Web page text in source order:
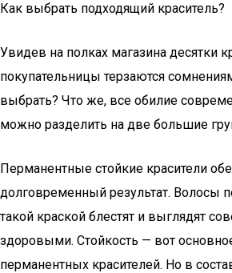
Как выбрать подходящий краситель?
Увидев на полках магазина десятки
покупательницы терзаются
выбрать? Что же, все обилие
можно разделить на две большие
Перманентные стойкие красители
долговременный результат. Волосы
такой краской блестят и выглядят
здоровыми. Стойкость — вот
перманентных красителей. Но в